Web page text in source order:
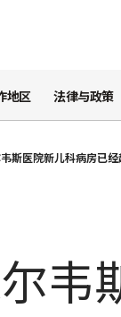
地区 法律与政策
斯医院新儿科病房已经
韦